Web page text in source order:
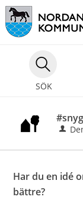
Välkommen
till
självservice
Nordanstigs
kommun
SÖK
Har du en idé
bättre?